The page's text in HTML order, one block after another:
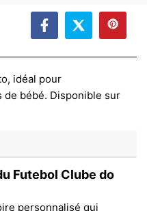
Futebol Clube do
personnalisé qui